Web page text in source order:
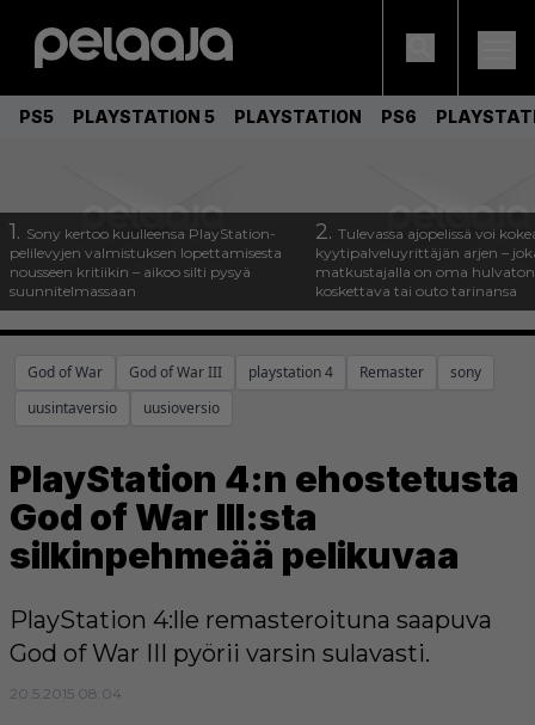
PS5 PLAYSTATION 5 PLAYSTATION PS6
1. Sony kertoo kuulleensa PlayStation-
pelilevyjen valmistuksen lopettamisesta
nousseen kritiikin – aikoo silti pysyä
suunnitelmassaan
2. Tulevassa ajopelissä voi
kyytipalveluyrittäjän arjen –
matkustajalla on oma
koskettava tai outo tarinansa
God of War God of War III playstation 4 Remaster
sony
uusintaversio
uusioversio
PlayStation 4:n ehostetusta
God of War III:sta
silkinpehmeää pelikuvaa
PlayStation 4:lle remasteroituna saapuva
God of War III pyörii varsin sulavasti.
20.5.2015 08:04